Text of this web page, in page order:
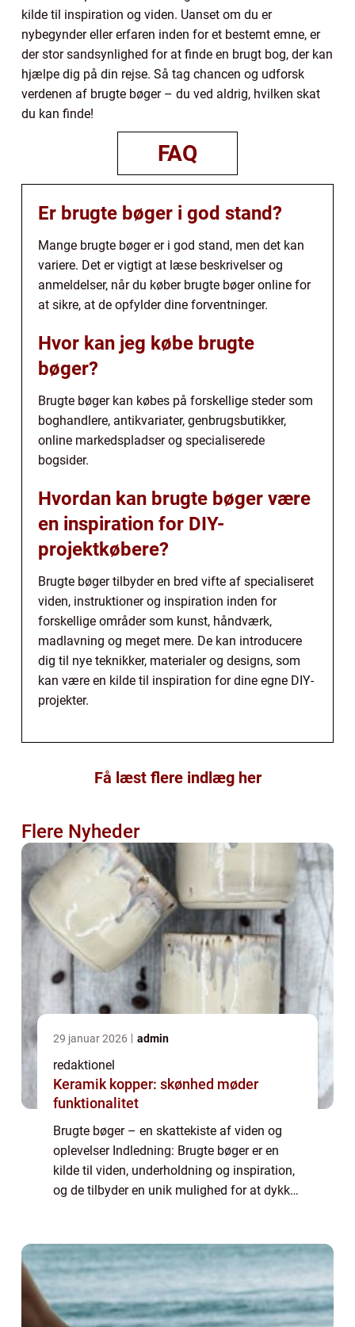
kilde til inspiration og viden. Uanset om du er
nybegynder eller erfaren inden for et bestemt emne, er
der stor sandsynlighed for at finde en brugt bog, der kan
hjælpe dig på din rejse. Så tag chancen og udforsk
verdenen af brugte bøger – du ved aldrig, hvilken skat
du kan finde!
FAQ
Er brugte bøger i god stand?
Mange brugte bøger er i god stand, men det kan
variere. Det er vigtigt at læse beskrivelser og
anmeldelser, når du køber brugte bøger online for
at sikre, at de opfylder dine forventninger.
Hvor kan jeg købe brugte
bøger?
Brugte bøger kan købes på forskellige steder som
boghandlere, antikvariater, genbrugsbutikker,
online markedspladser og specialiserede
bogsider.
Hvordan kan brugte bøger være
en inspiration for DIY-
projektkøbere?
Brugte bøger tilbyder en bred vifte af specialiseret
viden, instruktioner og inspiration inden for
forskellige områder som kunst, håndværk,
madlavning og meget mere. De kan introducere
dig til nye teknikker, materialer og designs, som
kan være en kilde til inspiration for dine egne DIY-
projekter.
Få læst flere indlæg her
Flere Nyheder
29 januar 2026 admin
redaktionel
Keramik kopper: skønhed møder
funktionalitet
Brugte bøger – en skattekiste af viden og
oplevelser Indledning: Brugte bøger er en
kilde til viden, underholdning og inspiration,
og de tilbyder en unik mulighed for at dykke